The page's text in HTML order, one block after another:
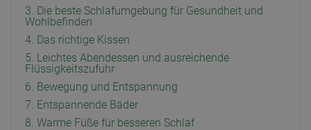
3. Die beste Schlafumgebung für Gesundheit und
Wohlbefinden
4. Das richtige Kissen
5. Leichtes Abendessen und ausreichende
Flüssigkeitszufuhr
6. Bewegung und Entspannung
7. Entspannende Bäder
8. Warme Füße für besseren Schlaf